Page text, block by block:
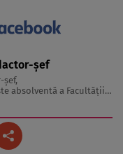
șef
șef,
absolventă a Facultăţii
şi deţine o diplomă
altceva, acesta fiind